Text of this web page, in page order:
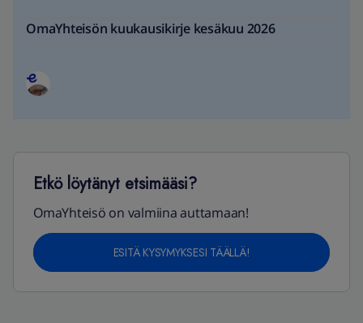
OmaYhteisön kuukausikirje kesäkuu 2026
Etkö löytänyt etsimääsi?
OmaYhteisö on valmiina auttamaan!
ESITÄ KYSYMYKSESI TÄÄLLÄ!